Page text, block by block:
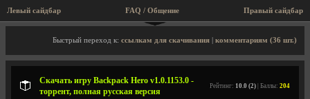
Левый сайдбар Правый сайдбар
FAQ / Общение
Описание игры, торрент, скриншоты, видео
Быстрый переход к: ссылкам для скачивания комментариям (36 шт.)
Скачать игру Backpack Hero v1.0.1153.0 -
торрент, полная русская версия
Рейтинг: 10.0 (2) | Баллы: 204